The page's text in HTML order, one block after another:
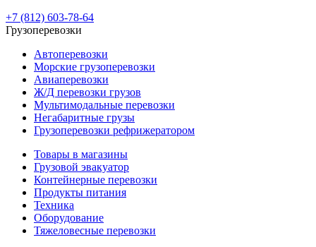
+7 (812) 603-78-64
Грузоперевозки
Автоперевозки
Морские грузоперевозки
Авиаперевозки
Ж/Д перевозки грузов
Мультимодальные перевозки
Негабаритные грузы
Грузоперевозки рефрижератором
Товары в магазины
Грузовой эвакуатор
Контейнерные перевозки
Продукты питания
Техника
Оборудование
Тяжеловесные перевозки